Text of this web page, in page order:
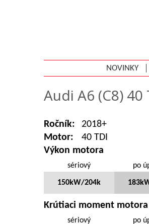
NOVINKY
Audi A6 (C8) 40
Ročník:
2018+
Motor:
40 TDI
Výkon motora
sériový
150kW/204k
po
Krútiaci moment motora
sériový po